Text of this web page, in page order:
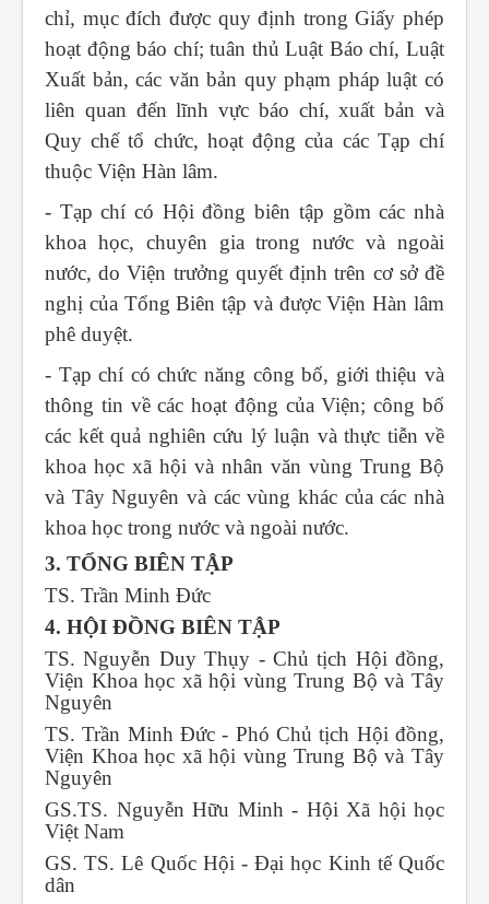
chỉ, mục đích được quy định trong Giấy phép
hoạt động báo chí; tuân thủ Luật Báo chí, Luật
Xuất bản, các văn bản quy phạm pháp luật có
liên quan đến lĩnh vực báo chí, xuất bản và
Quy chế tổ chức, hoạt động của các Tạp chí
thuộc Viện Hàn lâm.
- Tạp chí có Hội đồng biên tập gồm các nhà
khoa học, chuyên gia trong nước và ngoài
nước, do Viện trưởng quyết định trên cơ sở đề
nghị của Tổng Biên tập và được Viện Hàn lâm
phê duyệt.
- Tạp chí có chức năng công bố, giới thiệu và
thông tin về các hoạt động của Viện; công bố
các kết quả nghiên cứu lý luận và thực tiễn về
khoa học xã hội và nhân văn vùng Trung Bộ
và Tây Nguyên và các vùng khác của các nhà
khoa học trong nước và ngoài nước.
3. TỔNG BIÊN TẬP
TS. Trần Minh Đức
4. HỘI ĐỒNG BIÊN TẬP
TS. Nguyễn Duy Thụy - Chủ tịch Hội đồng,
Viện Khoa học xã hội vùng Trung Bộ và Tây
Nguyên
TS. Trần Minh Đức - Phó Chủ tịch Hội đồng,
Viện Khoa học xã hội vùng Trung Bộ và Tây
Nguyên
GS.TS. Nguyễn Hữu Minh - Hội Xã hội học
Việt Nam
GS. TS. Lê Quốc Hội - Đại học Kinh tế Quốc
dân